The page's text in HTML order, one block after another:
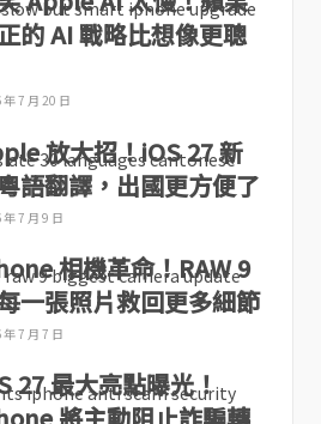
的 AI 戰略比想像更聰
7 月 20 日
放大招！iOS 27 新
語翻譯，出國更方便了
7 月 9 日
相機革命！RAW 9
一張照片救回更多細節
7 月 7 日
27 最大亮點曝光！